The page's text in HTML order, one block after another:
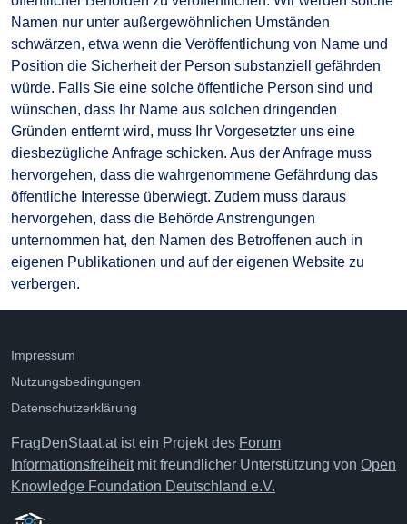
Namen nur unter außergewöhnlichen Umständen
schwärzen, etwa wenn die Veröffentlichung von Name und
Position die Sicherheit der Person substanziell gefährden
würde. Falls Sie eine solche öffentliche Person sind und
wünschen, dass Ihr Name aus solchen dringenden
Gründen entfernt wird, muss Ihr Vorgesetzter uns eine
diesbezügliche Anfrage schicken. Aus der Anfrage muss
hervorgehen, dass die wahrgenommene Gefährdung das
öffentliche Interesse überwiegt. Zudem muss daraus
hervorgehen, dass die Behörde Anstrengungen
unternommen hat, den Namen des Betroffenen auch in
eigenen Publikationen und auf der eigenen Website zu
verbergen.
Impressum
Nutzungsbedingungen
Datenschutzerklärung
FragDenStaat.at ist ein Projekt des Forum
Informationsfreiheitmit freundlicher Unterstützung von Open
Knowledge Foundation Deutschland e.V.